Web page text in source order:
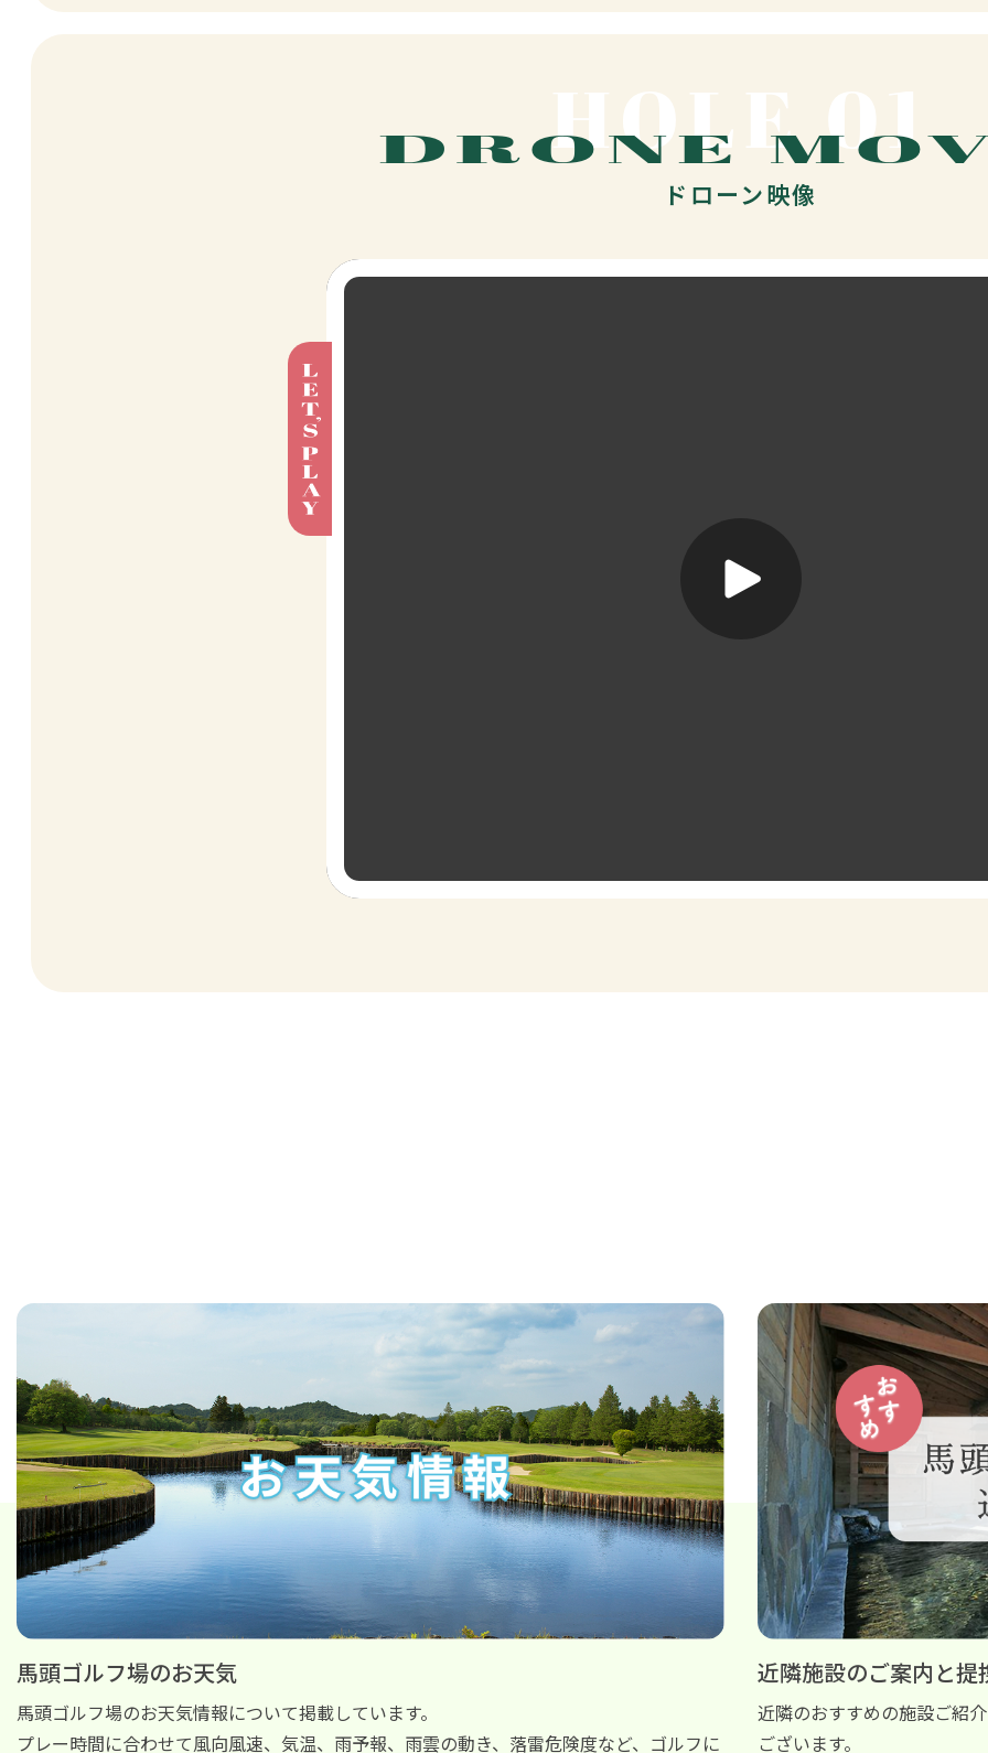
HOLE 01
DRONE
ドローン映像
馬頭ゴルフ場のお天気
馬頭ゴルフ場のお天気情報について掲載しています。
プレー時間に合わせて風向風速、気温、雨予報、雨雲の動き、落雷危険度など、ゴルフに
近隣施設のご案内と提
近隣のおすすめの施設ご紹
ございます。